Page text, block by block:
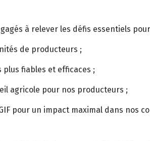
à relever les défis essentiels
de producteurs ;
fiables et efficaces ;
agricole pour nos producteurs ;
pour un impact maximal dans nos